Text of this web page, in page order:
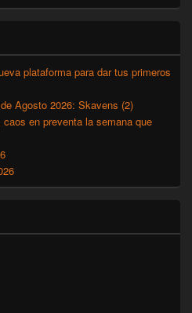
plataforma para dar tus primeros
Agosto 2026: Skavens (2)
en preventa la semana que